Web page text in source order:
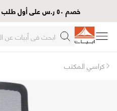
خصم ٥٠ ر.س على أول طلب عبر التطبيق | الكود APP5
كراسي المكتب